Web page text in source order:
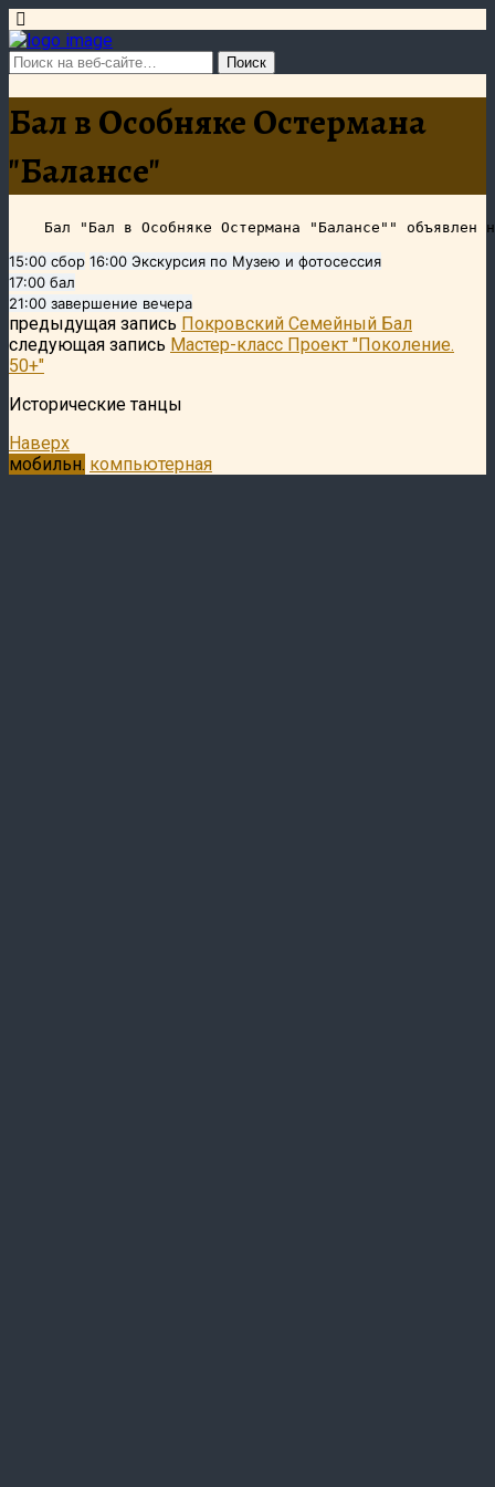
Бал в Особняке Остермана
"Балансе"
15:00 сбор 16:00 Экскурсия по Музею и фотосессия
17:00 бал
21:00 завершение вечера
предыдущая запись Покровский Семейный Бал
следующая запись Мастер-класс Проект "Поколение.
50+"
Исторические танцы
Наверх
мобильн. компьютерная